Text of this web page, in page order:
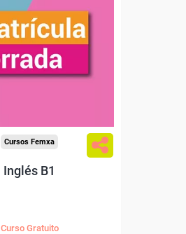
Cursos Femxa
Inglés B1
Curso Gratuito